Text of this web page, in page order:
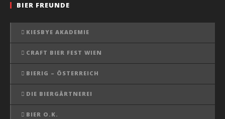
BIER FREUNDE
KIESBYE AKADEMIE
CRAFT BIER FEST WIEN
BIERIG – ÖSTERREICH
DIE BIERGÄRTNEREI
BIER O.K.